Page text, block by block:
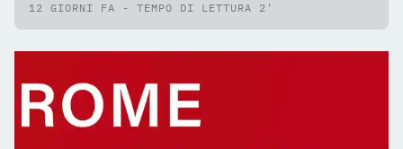
12 GIORNI FA - TEMPO DI LETTURA 2'